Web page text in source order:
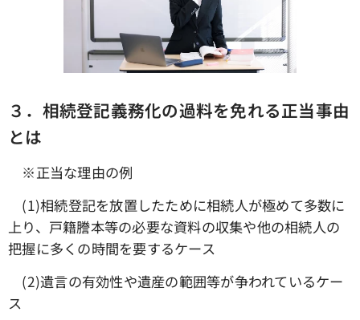
３．相続登記義務化の過料を免れる正当事由
とは
※正当な理由の例
(1)相続登記を放置したために相続人が極めて多数に
上り、戸籍謄本等の必要な資料の収集や他の相続人の
把握に多くの時間を要するケース
(2)遺言の有効性や遺産の範囲等が争われているケー
ス